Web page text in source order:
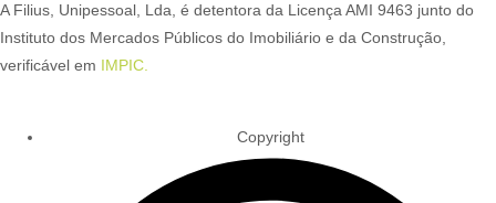
A Filius, Unipessoal, Lda, é detentora da Licença AMI 9463 junto do
Instituto dos Mercados Públicos do Imobiliário e da Construção,
verificável em IMPIC.
Copyright